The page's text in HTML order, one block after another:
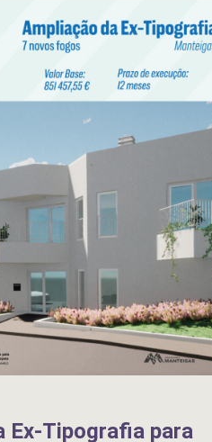
Ex-Tipografia para